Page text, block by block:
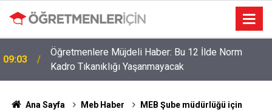
09:03
Öğretmenlere Müjdeli Haber: Bu 12 İlde Norm
Kadro Tıkanıklığı Yaşanmayacak
Ana Sayfa Meb Haber
MEB Şube müdürlüğü için